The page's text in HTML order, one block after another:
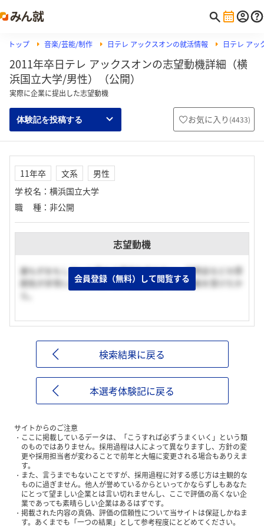
トップ 音楽/芸能/制作 日テレ アックスオンの就活情報 日テレ アッ
2011年卒日テレ アックスオンの志望動機詳細（横
浜国立大学/男性）（公開）
実際に企業に提出した志望動機
体験記を投稿する お気に入り (4433)
11年卒 文系
男性
学校名 ： 横浜国立大学
職種 ： 非公開
志望動機
誰もがおもしろいと思える番組を作りたい。説明会などの雰
囲気が非常に良かったから。社長の話に大変感銘を受けたか
会員登録（無料）して閲覧する
検索結果に戻る
本選考体験記に戻る
サイトからのご注意
ここに掲載しているデータは、「こうすれば必ずうまくいく」という類
のものではありません。採用過程は人によって異なりますし、方針の変
更や採用担当者が変わることで前年と大幅に変更される場合もありえま
す。
また、言うまでもないことですが、採用過程に対する感じ方は主観的な
ものに過ぎません。他人が誉めているからといってかならずしもあなた
にとって望ましい企業とは言い切れませんし、ここで評価の高くない企
業であっても素晴らしい企業はあるはずです。
掲載された内容の真偽、評価の信頼性について当サイトは保証しかねま
す。あくまでも「一つの結果」として参考程度にとどめてください。